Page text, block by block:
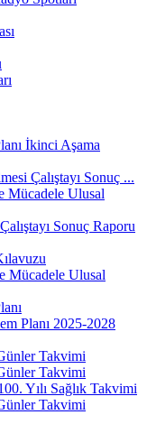
İkinci Aşama
Çalıştayı Sonuç ...
Mücadele Ulusal
Sonuç Raporu
Mücadele Ulusal
Planı 2025-2028
Takvimi
Takvimi
Yılı Sağlık Takvimi
Takvimi